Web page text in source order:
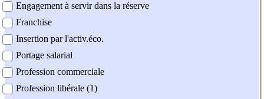
Engagement à servir dans la réserve
Franchise
Insertion par l'activ.éco.
Portage salarial
Profession commerciale
Profession libérale (1)